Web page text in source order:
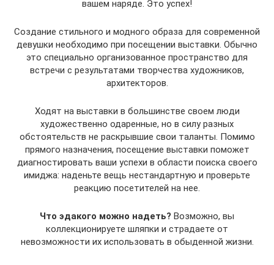
вашем наряде. Это успех!
Создание стильного и модного образа для современной
девушки необходимо при посещении выставки. Обычно
это специально организованное пространство для
встречи с результатами творчества художников,
архитекторов.
Ходят на выставки в большинстве своем люди
художественно одаренные, но в силу разных
обстоятельств не раскрывшие свои таланты. Помимо
прямого назначения, посещение выставки поможет
диагностировать ваши успехи в области поиска своего
имиджа: наденьте вещь нестандартную и проверьте
реакцию посетителей на нее.
Что эдакого можно надеть? Возможно, вы
коллекционируете шляпки и страдаете от
невозможности их использовать в обыденной жизни.